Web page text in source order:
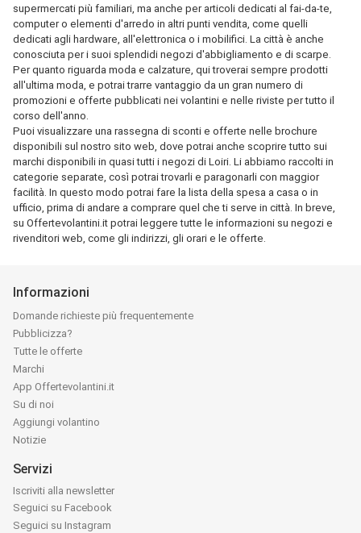
supermercati più familiari, ma anche per articoli dedicati al fai-da-te,
computer o elementi d'arredo in altri punti vendita, come quelli
dedicati agli hardware, all'elettronica o i mobilifici. La città è anche
conosciuta per i suoi splendidi negozi d'abbigliamento e di scarpe.
Per quanto riguarda moda e calzature, qui troverai sempre prodotti
all'ultima moda, e potrai trarre vantaggio da un gran numero di
promozioni e offerte pubblicati nei volantini e nelle riviste per tutto il
corso dell'anno.
Puoi visualizzare una rassegna di sconti e offerte nelle brochure
disponibili sul nostro sito web, dove potrai anche scoprire tutto sui
marchi disponibili in quasi tutti i negozi di Loiri. Li abbiamo raccolti in
categorie separate, così potrai trovarli e paragonarli con maggior
facilità. In questo modo potrai fare la lista della spesa a casa o in
ufficio, prima di andare a comprare quel che ti serve in città. In breve,
su Offertevolantini.it potrai leggere tutte le informazioni su negozi e
rivenditori web, come gli indirizzi, gli orari e le offerte.
Informazioni
Domande richieste più frequentemente
Pubblicizza?
Tutte le offerte
Marchi
App Offertevolantini.it
Su di noi
Aggiungi volantino
Notizie
Servizi
Iscriviti alla newsletter
Seguici su Facebook
Seguici su Instagram